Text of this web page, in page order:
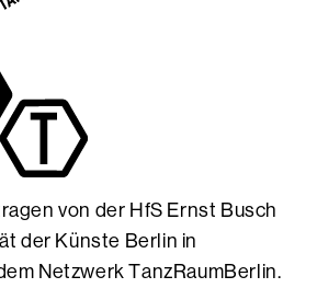
von der HfS Ernst Busch
der Künste Berlin in
Netzwerk TanzRaumBerlin.